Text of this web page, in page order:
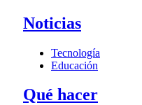
Noticias
Tecnología
Educación
Qué hacer